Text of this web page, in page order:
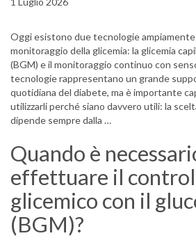
Oggi esistono due tecnologie
monitoraggio della glicemia: la glicemia
(BGM) e il monitoraggio continuo con
tecnologie rappresentano un grande
quotidiana del diabete, ma è importante
utilizzarli perché siano davvero utili: la
dipende sempre dalla …
Quando è
effettuare il
glicemico con il
(BGM)?